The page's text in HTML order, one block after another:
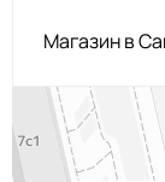
Магазин в